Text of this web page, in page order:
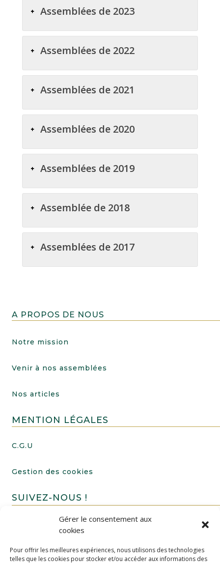
Gérer le consentement aux
cookies
Pour offrir les meilleures expériences, nous utilisons des technologies
telles que les cookies pour stocker et/ou accéder aux informations des
Assemblées de 2023
Assemblées de 2022
Assemblées de 2021
Assemblées de 2020
Assemblées de 2019
Assemblée de 2018
Assemblées de 2017
A PROPOS DE NOUS
Notre mission
Venir à nos assemblées
Nos articles
MENTION LÉGALES
C.G.U
Gestion des cookies
SUIVEZ-NOUS !